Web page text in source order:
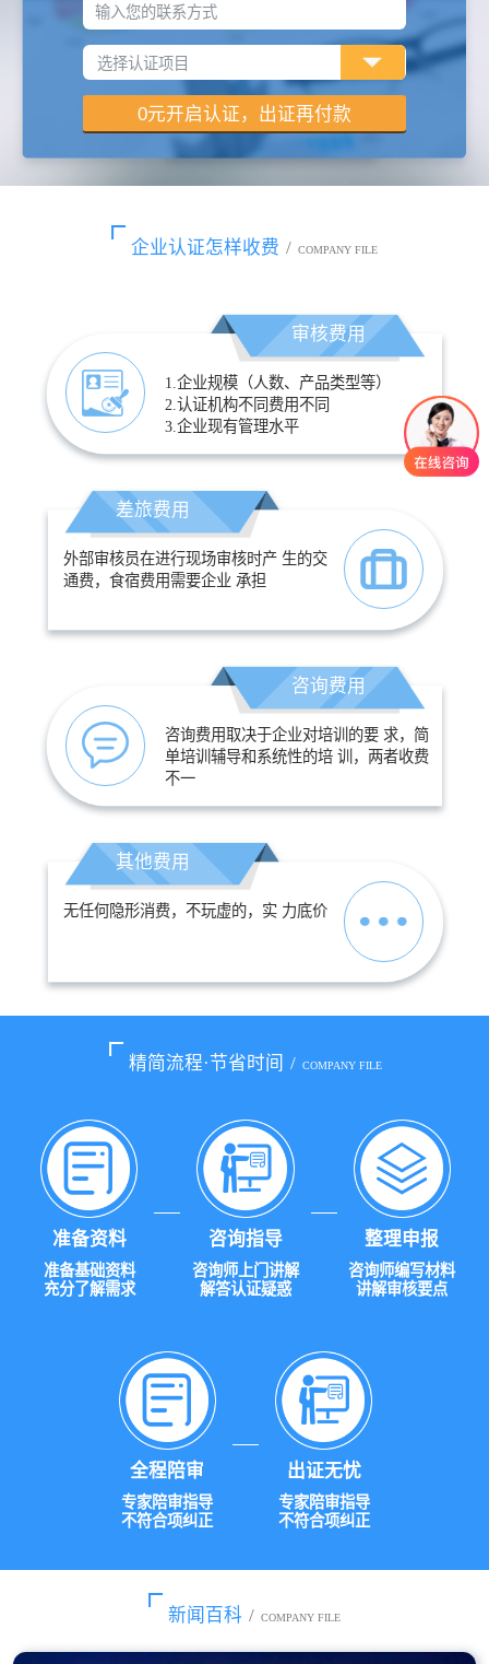
输入您的联系方式
企业认证怎样收费 / COMPANY FILE
审核费用
1.企业规模（人数、产品类型等）
2.认证机构不同费用不同
3.企业现有管理水平
差旅费用
外部审核员在进行现场审核时产 生的交
通费，食宿费用需要企业 承担
咨询费用
咨询费用取决于企业对培训的要 求，简
单培训辅导和系统性的培 训，两者收费
不一
其他费用
无任何隐形消费，不玩虚的，实 力底价
精简流程·节省时间 / COMPANY FILE
准备资料
准备基础资料
充分了解需求
咨询指导
咨询师上门讲解
解答认证疑惑
整理申报
咨询师编写材料
讲解审核要点
全程陪审
专家陪审指导
不符合项纠正
出证无忧
专家陪审指导
不符合项纠正
新闻百科 / COMPANY FILE